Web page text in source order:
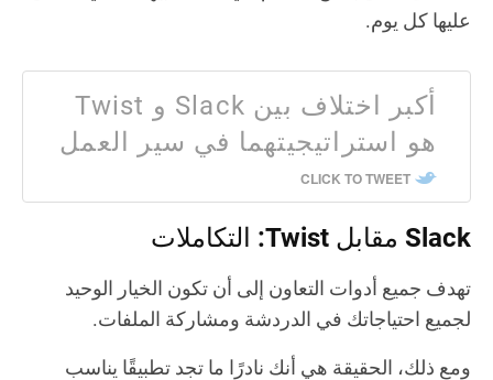
عليها كل يوم.
أكبر اختلاف بين Slack و Twist
هو استراتيجيتهما في سير العمل
CLICK TO TWEET
Slack مقابل Twist: التكاملات
تهدف جميع أدوات التعاون إلى أن تكون الخيار الوحيد
لجميع احتياجاتك في الدردشة ومشاركة الملفات.
ومع ذلك، الحقيقة هي أنك نادرًا ما تجد تطبيقًا يناسب